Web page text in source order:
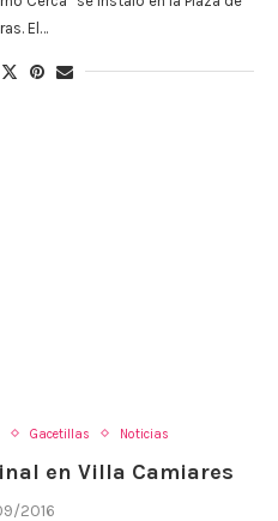
El…
Gacetillas Noticias
en Villa Camiares
2016